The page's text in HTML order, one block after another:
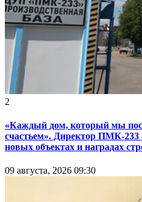
2
«Каждый дом, который мы
счастьем». Директор ПМК-233
новых объектах и наградах
09 августа, 2026 09:30